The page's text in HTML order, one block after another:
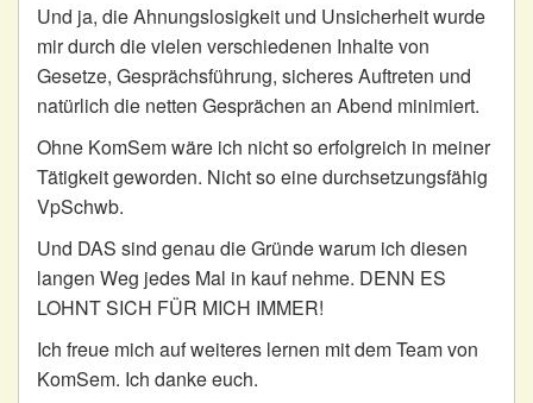
Und ja, die Ahnungslosigkeit und Unsicherheit wurde
mir durch die vielen verschiedenen Inhalte von
Gesetze, Gesprächsführung, sicheres Auftreten und
natürlich die netten Gesprächen an Abend minimiert.
Ohne KomSem wäre ich nicht so erfolgreich in meiner
Tätigkeit geworden. Nicht so eine durchsetzungsfähig
VpSchwb.
Und DAS sind genau die Gründe warum ich diesen
langen Weg jedes Mal in kauf nehme. DENN ES
LOHNT SICH FÜR MICH IMMER!
Ich freue mich auf weiteres lernen mit dem Team von
KomSem. Ich danke euch.